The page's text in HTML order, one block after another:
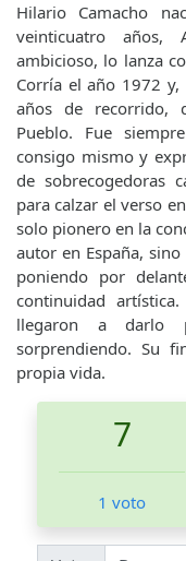
Hilario Camacho
veinticuatro
ambicioso, lo lanza
Corría el año 1972 y,
años de recorrido,
Pueblo. Fue
consigo mismo y
de sobrecogedoras
para calzar el verso
solo pionero en la
autor en España,
poniendo por
continuidad
llegaron a darlo
sorprendiendo. Su
propia vida.
7
1 voto